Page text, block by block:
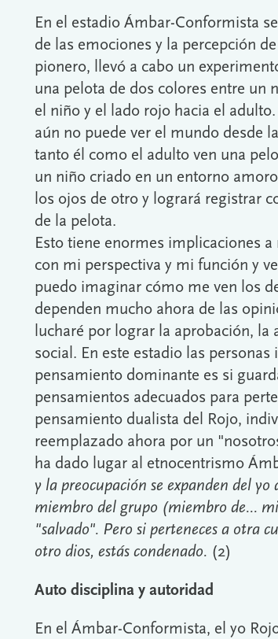
En el estadio Ámbar-Conformista
de las emociones y la percepción
pionero, llevó a cabo un
una pelota de dos colores entre un
el niño y el lado rojo hacia el
aún no puede ver el mundo desde
tanto él como el adulto ven una
un niño criado en un entorno
los ojos de otro y logrará registrar
de la pelota.
Esto tiene enormes implicaciones
con mi perspectiva y mi función y
puedo imaginar cómo me ven los
dependen mucho ahora de las
lucharé por lograr la aprobación, la
social. En este estadio las
pensamiento dominante es si
pensamientos adecuados para
pensamiento dualista del Rojo,
reemplazado ahora por un
ha dado lugar al etnocentrismo
y la preocupación se expanden del
miembro del grupo (miembro de...
"salvado". Pero si perteneces a otra
otro dios, estás condenado. (2)
Auto disciplina y autoridad
En el Ámbar-Conformista, el yo